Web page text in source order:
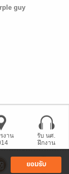
ยอมรับ
guy
งาน
รับ นศ.
ฝึกงาน